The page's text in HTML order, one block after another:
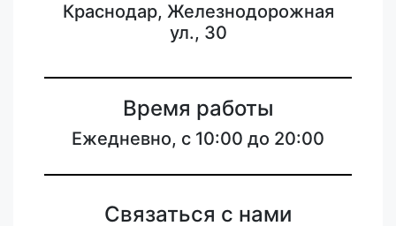
Краснодар, Железнодорожная
ул., 30
Время работы
Ежедневно, с 10:00 до 20:00
Связаться с нами